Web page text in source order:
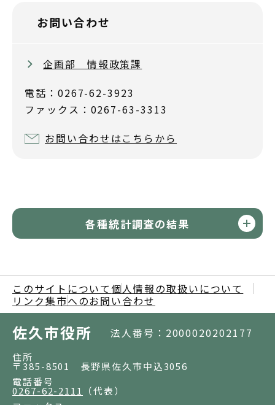
お問い合わせ
企画部 情報政策課
電話：0267-62-3923
ファックス：0267-63-3313
お問い合わせはこちらから
各種統計調査の結果
このサイトについて 個人情報の取扱いについて
リンク集市へのお問い合わせ
佐久市役所 法人番号：2000020202177
住所
〒385-8501 長野県佐久市中込3056
電話番号
0267-62-2111
（代表）